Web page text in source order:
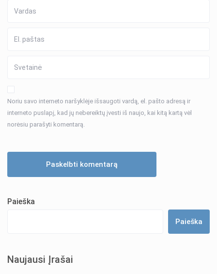
Noriu savo interneto naršyklėje išsaugoti vardą, el. pašto adresą ir
interneto puslapį, kad jų nebereiktų įvesti iš naujo, kai kitą kartą vėl
norėsiu parašyti komentarą.
Paieška
Paieška
Naujausi Įrašai